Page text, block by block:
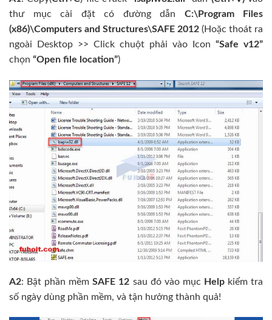
thư mục cài đặt có đường dẫn C:\Program Files
(x86)\Computers and Structures\SAFE 2012 (Hoặc thoát ra
ngoài Desktop >> Click chuột phải vào Icon “Safe v12”
chọn “Open file location”)
A2: Bật phần mềmSAFE 12 sau đó vào mục Helpkiểm tra
số ngày dùng phần mềm, và tận hưởng thành quả!